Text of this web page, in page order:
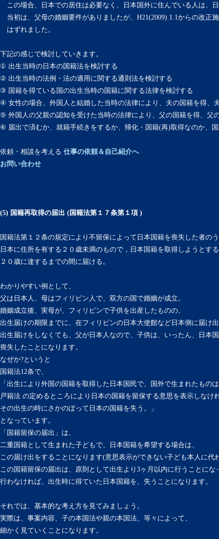
この場合、日本での居住は必要なく、日本国外に住んでいる人は、
当初は、父母の婚姻要件がありましたが、H21(2009).1.1からの改正
はずれました。
下記の感じで検討していきます。
① 出生当時の日本の国籍法を検討する
② 出生当時の法例・法の適用に関する通則法を検討する
③ 国籍を得ている国の出生当時の国籍に関する法律を検討する
④ 女性の場合、外国人と結婚した当時の法律により、夫の国籍を得、
⑤ 外国人の父親の認知を受けた当時の法律により、父の国籍を得、父
⑥ 届出で済むか、就籍手続きをするか、帰化・国籍(再)取得なのか、
依頼・相談を考える 仕事の依頼＆自己紹介へ
お問い合わせ
(5) 国籍再取得の届出 (国籍法第１７条第１項 )
国籍法第１２条の規定により不留保によって日本国籍を喪失した者の
日本に住所を有する２０歳未満のもので，日本国籍を取得しようとす
２０歳に達するまでの間に届ける。
わかりやすい例として、
父は日本人、母はフィリピン人で、双方の国で婚姻が成立。
婚姻成立後、実母が、フィリピンで子供を出産したものの、
出生届けの期限までに、在フィリピンの日本大使館など日本側に届け
出生届けをしなくても、父が日本人なので、子供は、いったん、日本
喪失したことになります。
なぜか?というと
国籍法12条で、
「出生により外国の国籍を取得した日本国民で、国外で生まれたもの
戸籍法 の定めるところにより日本の国籍を留保する意思を表示しなけ
その出生の時にさかのぼって日本の国籍を失う。」
となっています。
「国籍留保の届出」は、
二重国籍として生まれた子どもで、日本国籍を希望する場合は、
この届け出をすることになります(意思表示ができない子ども本人に代
この国籍留保の届出は、原則として出生より3ヶ月以内に行うことにな
行わなければ、出生時に得ていた日本国籍を、失うことになります。
それでは、基本的な考え方を見てみましょう。
実際は、事案内容、子の本国法や親の本国法、等々によって、
細かく見ていくことになります。